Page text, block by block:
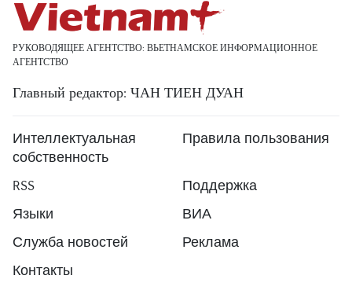
РУКОВОДЯЩЕЕ АГЕНТСТВО: ВЬЕТНАМСКОЕ ИНФОРМАЦИОННОЕ
АГЕНТСТВО
Главный редактор: ЧАН ТИЕН ДУАН
Интеллектуальная
собственность
Правила пользования
RSS
Поддержка
Языки
ВИА
Служба новостей
Реклама
Контакты